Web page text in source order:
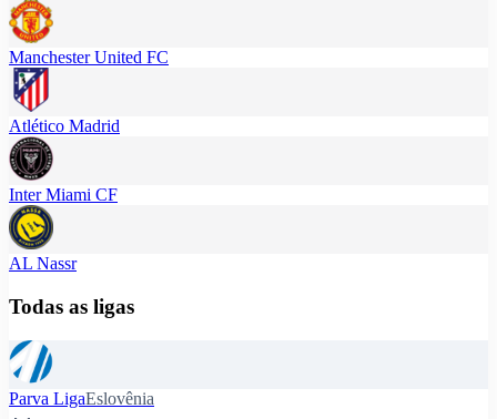
Manchester United FC
Atlético Madrid
Inter Miami CF
AL Nassr
Todas as ligas
Parva LigaEslovênia